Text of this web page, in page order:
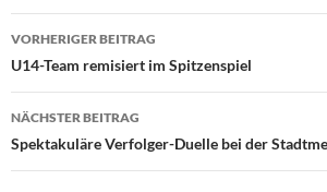
Beitragsnavigation
VORHERIGER BEITRAG
U14-Team remisiert im Spitzenspiel
NÄCHSTER BEITRAG
Spektakuläre Verfolger-Duelle bei der